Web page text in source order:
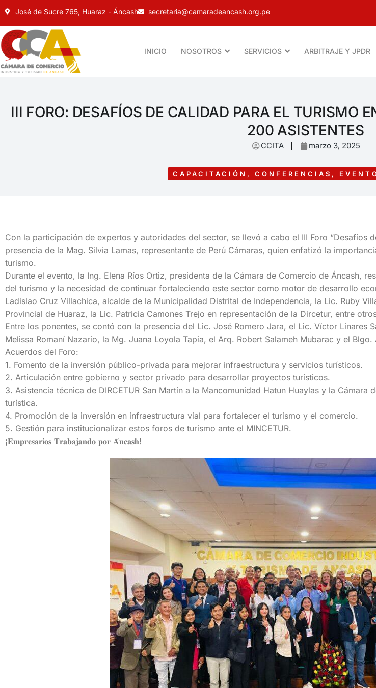
José de Sucre 765, Huaraz - Áncash secretaria@camaradeancash.org.pe
INICIO NOSOTROS SERVICIOS ARBITRAJE Y JPDR
III FORO: DESAFÍOS DE CALIDAD PARA EL TURISMO
200 ASISTENTES
CCITA marzo 3, 2025
CAPACITACIÓN , CONFERENCIAS ,
Con la participación de expertos y autoridades del sector, se llevó a cabo el III Foro “Desafíos
presencia de la Mag. Silvia Lamas, representante de Perú Cámaras, quien enfatizó la
turismo.
Durante el evento, la Ing. Elena Ríos Ortiz, presidenta de la Cámara de Comercio de Áncash,
del turismo y la necesidad de continuar fortaleciendo este sector como motor de desarrollo
Ladislao Cruz Villachica, alcalde de la Municipalidad Distrital de Independencia, la Lic. Ruby
Provincial de Huaraz, la Lic. Patricia Camones Trejo en representación de la Dircetur, entre
Entre los ponentes, se contó con la presencia del Lic. José Romero Jara, el Lic. Víctor Linares
Melissa Romaní Nazario, la Mg. Juana Loyola Tapia, el Arq. Robert Salameh Mubarac y el
Acuerdos del Foro:
1. Fomento de la inversión público-privada para mejorar infraestructura y servicios turísticos.
2. Articulación entre gobierno y sector privado para desarrollar proyectos turísticos.
3. Asistencia técnica de DIRCETUR San Martín a la Mancomunidad Hatun Huaylas y la
turística.
4. Promoción de la inversión en infraestructura vial para fortalecer el turismo y el comercio.
5. Gestión para institucionalizar estos foros de turismo ante el MINCETUR.
¡𝐄𝐦𝐩𝐫𝐞𝐬𝐚𝐫𝐢𝐨𝐬 𝐓𝐫𝐚𝐛𝐚𝐣𝐚𝐧𝐝𝐨 𝐩𝐨𝐫 𝐀́𝐧𝐜𝐚𝐬𝐡!